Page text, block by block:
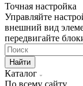
Точная настройка
Управляйте
внешний вид
передвигайте
Найти
Каталог
По всему сайту